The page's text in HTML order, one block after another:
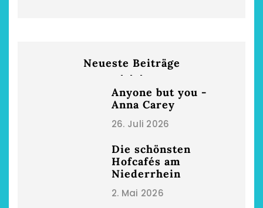
Neueste Beiträge
Anyone but you -
Anna Carey
26. Juli 2026
Die schönsten
Hofcafés am
Niederrhein
2. Mai 2026